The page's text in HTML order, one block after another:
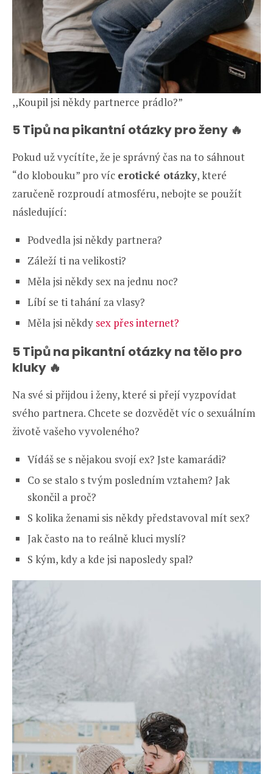
,,Koupil jsi někdy partnerce prádlo?”
5 Tipů na pikantní otázky pro ženy 🔥
Pokud už vycítíte, že je správný čas na to sáhnout
“do klobouku” pro víc erotické otázky, které
zaručeně rozproudí atmosféru, nebojte se použít
následující:
Podvedla jsi někdy partnera?
Záleží ti na velikosti?
Měla jsi někdy sex na jednu noc?
Líbí se ti tahání za vlasy?
Měla jsi někdy sex přes internet?
5 Tipů na pikantní otázky na tělo pro
kluky 🔥
Na své si přijdou i ženy, které si přejí vyzpovídat
svého partnera. Chcete se dozvědět víc o sexuálním
životě vašeho vyvoleného?
Vídáš se s nějakou svojí ex? Jste kamarádi?
Co se stalo s tvým posledním vztahem? Jak
skončil a proč?
S kolika ženami sis někdy představoval mít sex?
Jak často na to reálně kluci myslí?
S kým, kdy a kde jsi naposledy spal?